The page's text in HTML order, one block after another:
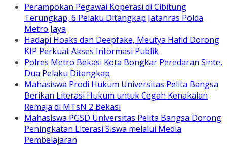
Perampokan Pegawai Koperasi di Cibitung
Terungkap, 6 Pelaku Ditangkap Jatanras Polda
Metro Jaya
Hadapi Hoaks dan Deepfake, Meutya Hafid Dorong
KIP Perkuat Akses Informasi Publik
Polres Metro Bekasi Kota Bongkar Peredaran Sinte,
Dua Pelaku Ditangkap
Mahasiswa Prodi Hukum Universitas Pelita Bangsa
Berikan Literasi Hukum untuk Cegah Kenakalan
Remaja di MTsN 2 Bekasi
Mahasiswa PGSD Universitas Pelita Bangsa Dorong
Peningkatan Literasi Siswa melalui Media
Pembelajaran